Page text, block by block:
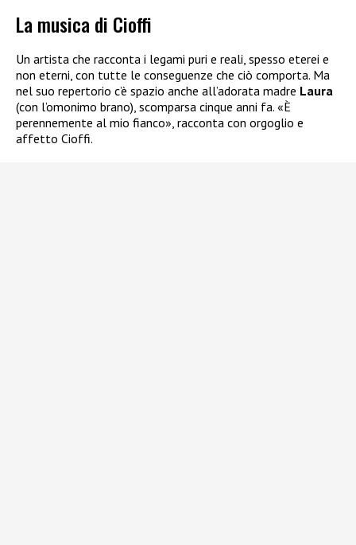
La musica di Cioffi
Un artista che racconta i legami puri e reali, spesso eterei e
non eterni, con tutte le conseguenze che ciò comporta. Ma
nel suo repertorio c’è spazio anche all’adorata madre Laura
(con l’omonimo brano), scomparsa cinque anni fa. «È
perennemente al mio fianco», racconta con orgoglio e
affetto Cioffi.